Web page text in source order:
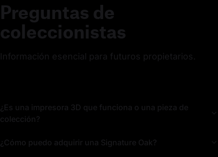
Preguntas de
coleccionistas
Información esencial para futuros propietarios.
¿Es una impresora 3D que funciona o una pieza de
colección?
¿Cómo puedo adquirir una Signature Oak?